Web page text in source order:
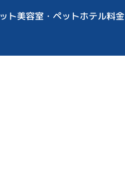
ト美容室・ペットホテル料金